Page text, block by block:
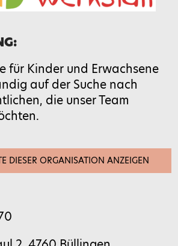
lassen
für Kinder und Erwachsene
auf der Suche nach
die unser Team
DIESER ORGANISATION ANZEIGEN